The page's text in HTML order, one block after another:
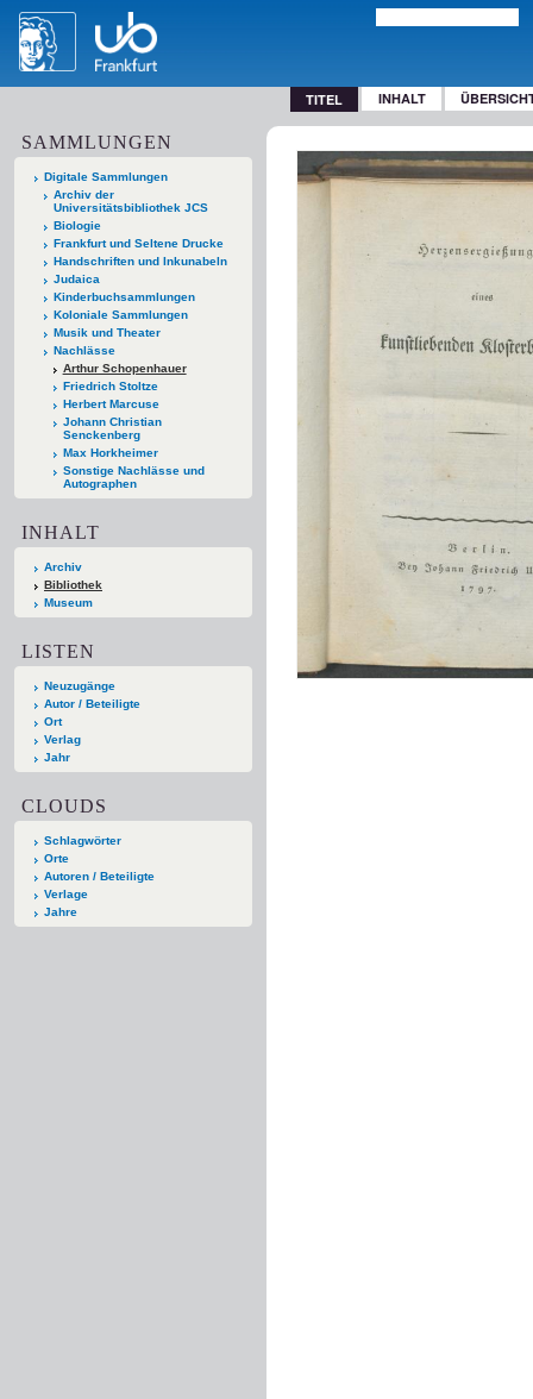
TITEL INHALT
SAMMLUNGEN
Digitale Sammlungen
Archiv der
Universitätsbibliothek JCS
Biologie
Frankfurt und Seltene Drucke
Handschriften und Inkunabeln
Judaica
Kinderbuchsammlungen
Koloniale Sammlungen
Musik und Theater
Nachlässe
Arthur Schopenhauer
Friedrich Stoltze
Herbert Marcuse
Johann Christian
Senckenberg
Max Horkheimer
Sonstige Nachlässe und
Autographen
INHALT
Archiv
Bibliothek
Museum
LISTEN
Neuzugänge
Autor / Beteiligte
Ort
Verlag
Jahr
CLOUDS
Schlagwörter
Orte
Autoren / Beteiligte
Verlage
Jahre